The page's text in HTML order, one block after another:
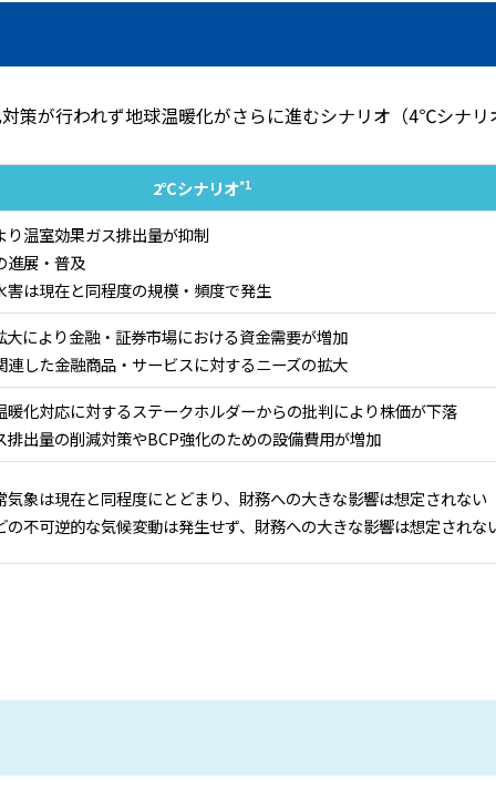
が行われず地球温暖化がさらに進むシナリオ（4℃シナ
2℃シナリオ*1
り温室効果ガス排出量が抑制
進展・普及
害は現在と同程度の規模・頻度で発生
大により金融・証券市場における資金需要が増加
連した金融商品・サービスに対するニーズの拡大
暖化対応に対するステークホルダーからの批判により株価が下落
排出量の削減対策やBCP強化のための設備費用が増加
気象は現在と同程度にとどまり、財務への大きな影響は想定されない
の不可逆的な気候変動は発生せず、財務への大きな影響は想定されな